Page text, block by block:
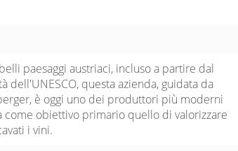
paesaggi austriaci, incluso a partire dal
questa azienda, guidata da
è oggi uno dei produttori più moderni
obiettivo primario quello di valorizzare
i vini.